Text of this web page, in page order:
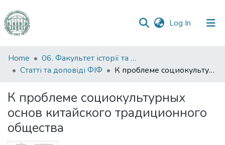
Log In (current)
Communities
&
All of DSpace
Statistics
Home
06. Факультет історії та філософії
Статті та доповіді ФІФ
К проблеме социокультурных основ китайского традиционного общества
К проблеме социокультурных
основ китайского традиционного
общества